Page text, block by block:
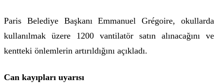
Paris Belediye Başkanı Emmanuel Grégoire, okullarda
kullanılmak üzere 1200 vantilatör satın alınacağını ve
kentteki önlemlerin artırıldığını açıkladı.
Can kayıpları uyarısı